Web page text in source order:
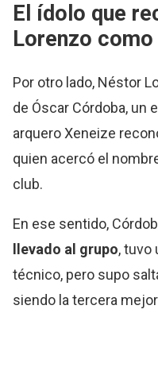
El ídolo que
Lorenzo
Por otro lado, Néstor
de Óscar Córdoba, un
arquero Xeneize
quien acercó el
club.
En ese sentido,
llevado al grupo, tuvo
técnico, pero supo
siendo la tercera